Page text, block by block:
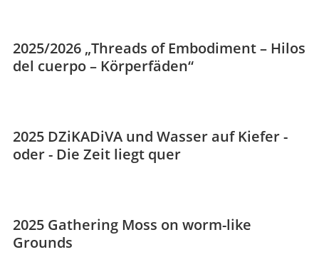
2025/2026 „Threads of Embodiment – Hilos
del cuerpo – Körperfäden“
2025 DZiKADiVA und Wasser auf Kiefer -
oder - Die Zeit liegt quer
2025 Gathering Moss on worm-like
Grounds